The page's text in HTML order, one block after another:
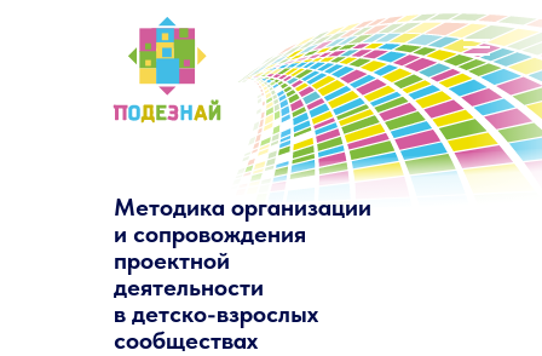
Методика организации
и сопровождения
проектной
деятельности
в детско-взрослых
сообществах